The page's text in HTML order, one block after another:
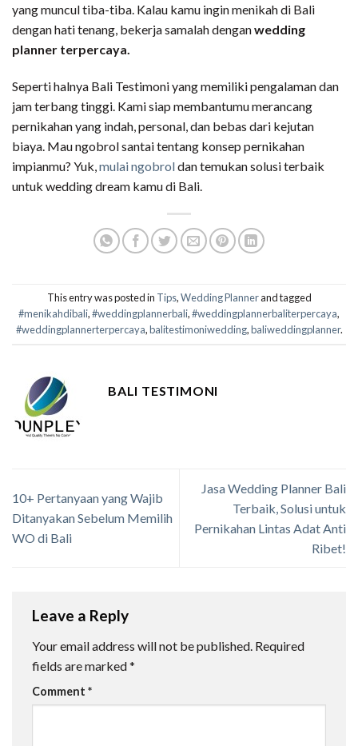
yang muncul tiba-tiba. Kalau kamu ingin menikah di Bali
dengan hati tenang, bekerja samalah denganwedding
planner terpercaya.
Seperti halnya Bali Testimoni yang memiliki pengalaman dan
jam terbang tinggi. Kami siap membantumu merancang
pernikahan yang indah, personal, dan bebas dari kejutan
biaya. Mau ngobrol santai tentang konsep pernikahan
impianmu? Yuk, mulai ngobroldan temukan solusi terbaik
untuk wedding dream kamu di Bali.
This entry was posted in Tips,Wedding Plannerand tagged
#menikahdibali,#weddingplannerbali,#weddingplannerbaliterpercaya,
#weddingplannerterpercaya,balitestimoniwedding,baliweddingplanner.
BALI TESTIMONI
10+ Pertanyaan yang Wajib
Ditanyakan Sebelum Memilih
WO di Bali
Jasa Wedding Planner Bali
Terbaik, Solusi untuk
Pernikahan Lintas Adat Anti
Ribet!
Leave a Reply
Your email address will not be published. Required
fields are marked*
Comment *